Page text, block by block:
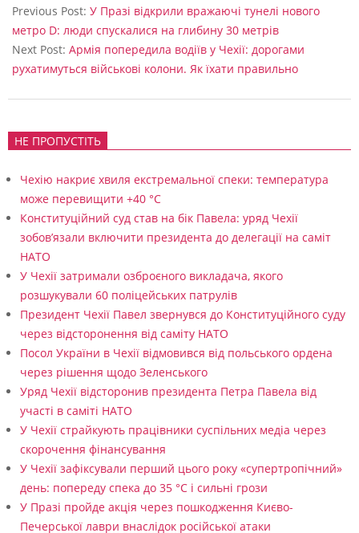
л
ь
к
ц
к
о
ш
є
05-
26
Previous Post: У Празі відкрили вражаючі тунелі нового
метро D: люди спускалися на глибину 30 метрів
Next Post: Армія попередила водіїв у Чехії: дорогами
рухатимуться військові колони. Як їхати правильно
НЕ ПРОПУСТІТЬ
Чехію накриє хвиля екстремальної спеки: температура
може перевищити +40 °C
Конституційний суд став на бік Павела: уряд Чехії
зобов’язали включити президента до делегації на саміт
НАТО
У Чехії затримали озброєного викладача, якого
розшукували 60 поліцейських патрулів
Президент Чехії Павел звернувся до Конституційного суду
через відсторонення від саміту НАТО
Посол України в Чехії відмовився від польського ордена
через рішення щодо Зеленського
Уряд Чехії відсторонив президента Петра Павела від
участі в саміті НАТО
У Чехії страйкують працівники суспільних медіа через
скорочення фінансування
У Чехії зафіксували перший цього року «супертропічний»
день: попереду спека до 35 °C і сильні грози
У Празі пройде акція через пошкодження Києво-
Печерської лаври внаслідок російської атаки